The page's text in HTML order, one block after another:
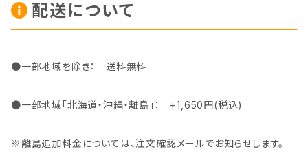
配送について
●一部地域を除き： 送料無料
●一部地域「北海道・沖縄・離島」： +1,650円(税込)
※離島追加料金については、注文確認メールでお知らせします。